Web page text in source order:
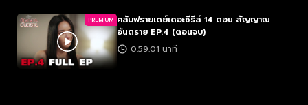
PREMIUM คลับฟรายเดย์เดอะซีรีส์ 14 ตอน สัญญาณ
อันตราย EP.4 (ตอนจบ)
0:59:01 นาที